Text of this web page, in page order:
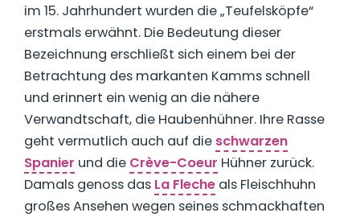
im 15. Jahrhundert wurden die „Teufelsköpfe“
erstmals erwähnt. Die Bedeutung dieser
Bezeichnung erschließt sich einem bei der
Betrachtung des markanten Kamms schnell
und erinnert ein wenig an die nähere
Verwandtschaft, die Haubenhühner. Ihre Rasse
geht vermutlich auch auf die schwarzen
Spanier und die Crève-Coeur Hühner zurück.
Damals genoss das La Fleche als Fleischhuhn
großes Ansehen wegen seines schmackhaften